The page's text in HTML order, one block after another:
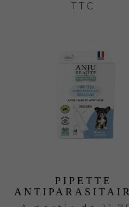
TTC
PIPETTE